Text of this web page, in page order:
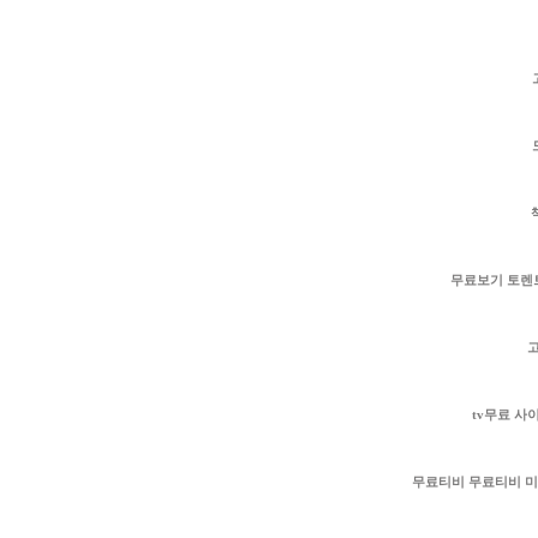
무료보기 토렌
tv무료 사
무료티비 무료티비